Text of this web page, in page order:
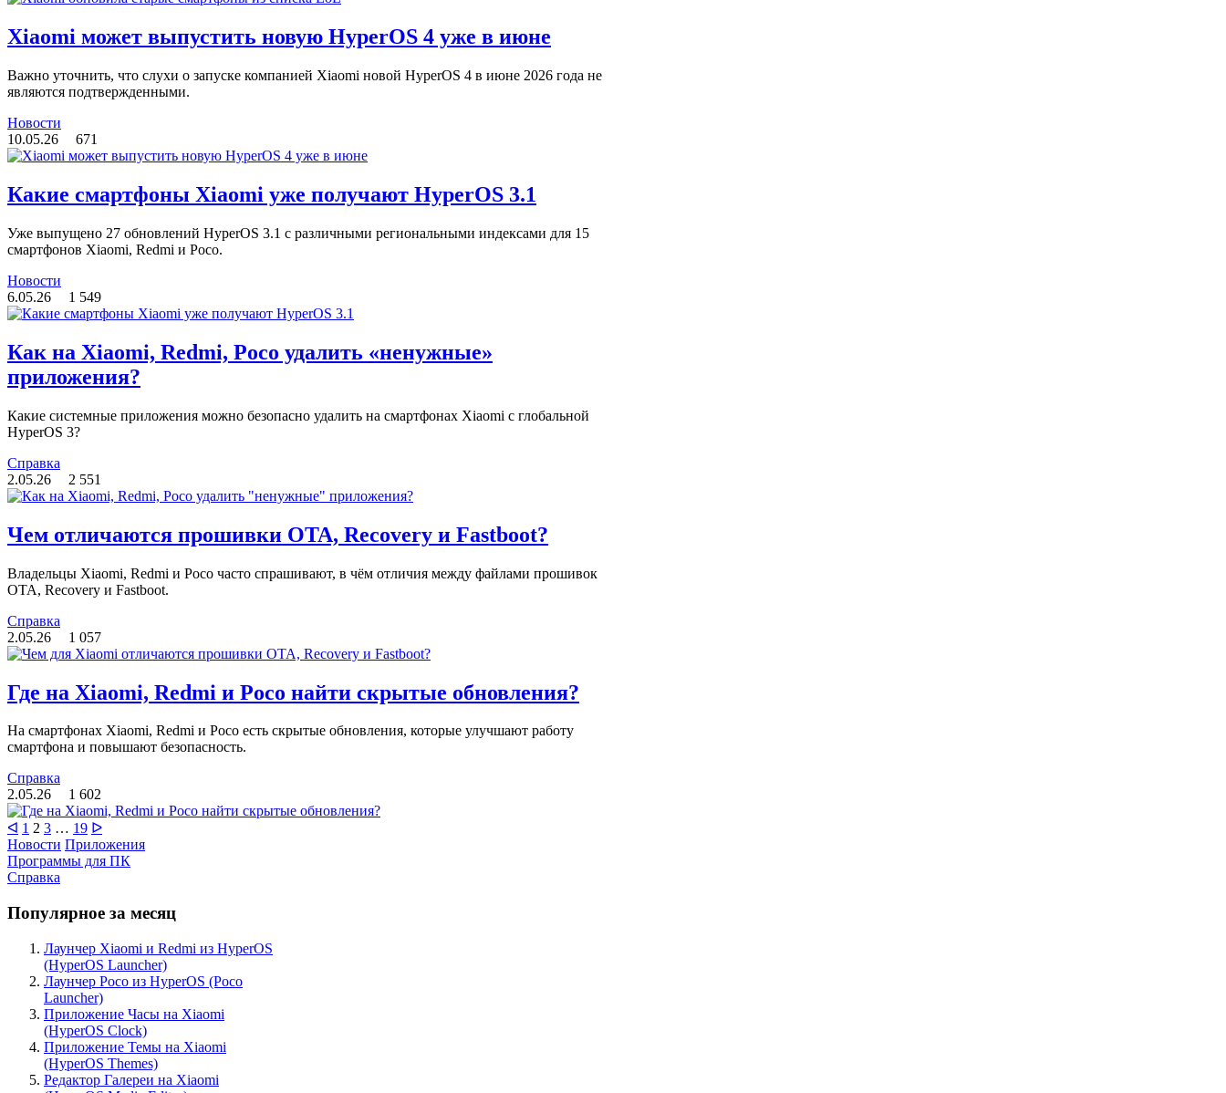
Xiaomi может выпустить новую HyperOS 4 уже в июне
Важно уточнить, что слухи о запуске компанией Xiaomi новой HyperOS 4 в июне 2026 года не
являются подтвержденными.
Новости
10.05.26
671
Какие смартфоны Xiaomi уже получают HyperOS 3.1
Уже выпущено 27 обновлений HyperOS 3.1 с различными региональными индексами для 15
смартфонов Xiaomi, Redmi и Poco.
Новости
6.05.26
1 549
Как на Xiaomi, Redmi, Poco удалить «ненужные»
приложения?
Какие системные приложения можно безопасно удалить на смартфонах Xiaomi с глобальной
HyperOS 3?
Справка
2.05.26
2 551
Чем отличаются прошивки OTA, Recovery и Fastboot?
Владельцы Xiaomi, Redmi и Poco часто спрашивают, в чём отличия между файлами прошивок
OTA, Recovery и Fastboot.
Справка
2.05.26
1 057
Где на Xiaomi, Redmi и Poco найти скрытые обновления?
На смартфонах Xiaomi, Redmi и Poco есть скрытые обновления, которые улучшают работу
смартфона и повышают безопасность.
Справка
2.05.26
1 602
Пагинация
записей
ᐊ Page
1 Page
2 Page
3 … Page
19 ᐅ
Новости Приложения
Программы для ПК
Справка
Популярное за месяц
Лаунчер Xiaomi и Redmi из HyperOS
(HyperOS Launcher)
Лаунчер Poco из HyperOS (Poco
Launcher)
Приложение Часы на Xiaomi
(HyperOS Clock)
Приложение Темы на Xiaomi
(HyperOS Themes)
Редактор Галереи на Xiaomi